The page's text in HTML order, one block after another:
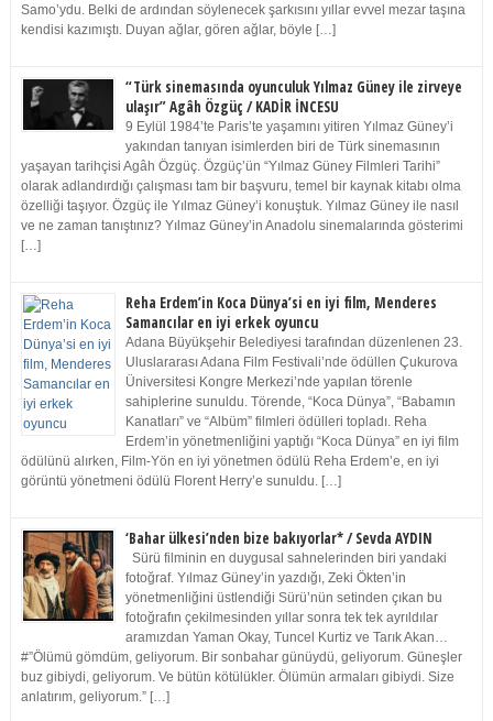
Samo’ydu. Belki de ardından söylenecek şarkısını yıllar evvel mezar taşına
kendisi kazımıştı. Duyan ağlar, gören ağlar, böyle […]
“Türk sinemasında oyunculuk Yılmaz Güney ile zirveye
ulaşır” Agâh Özgüç / KADİR İNCESU
9 Eylül 1984’te Paris’te yaşamını yitiren Yılmaz Güney’i
yakından tanıyan isimlerden biri de Türk sinemasının
yaşayan tarihçisi Agâh Özgüç. Özgüç’ün “Yılmaz Güney Filmleri Tarihi”
olarak adlandırdığı çalışması tam bir başvuru, temel bir kaynak kitabı olma
özelliği taşıyor. Özgüç ile Yılmaz Güney’i konuştuk. Yılmaz Güney ile nasıl
ve ne zaman tanıştınız? Yılmaz Güney’in Anadolu sinemalarında gösterimi
[…]
Reha Erdem’in Koca Dünya’si en iyi film, Menderes
Samancılar en iyi erkek oyuncu
Adana Büyükşehir Belediyesi tarafından düzenlenen 23.
Uluslararası Adana Film Festivali’nde ödüllen Çukurova
Üniversitesi Kongre Merkezi’nde yapılan törenle
sahiplerine sunuldu. Törende, “Koca Dünya”, “Babamın
Kanatları” ve “Albüm” filmleri ödülleri topladı. Reha
Erdem’in yönetmenliğini yaptığı “Koca Dünya” en iyi film
ödülünü alırken, Film-Yön en iyi yönetmen ödülü Reha Erdem’e, en iyi
görüntü yönetmeni ödülü Florent Herry’e sunuldu. […]
‘Bahar ülkesi’nden bize bakıyorlar* / Sevda AYDIN
Sürü filminin en duygusal sahnelerinden biri yandaki
fotoğraf. Yılmaz Güney’in yazdığı, Zeki Ökten’in
yönetmenliğini üstlendiği Sürü’nün setinden çıkan bu
fotoğrafın çekilmesinden yıllar sonra tek tek ayrıldılar
aramızdan Yaman Okay, Tuncel Kurtiz ve Tarık Akan…
#”Ölümü gömdüm, geliyorum. Bir sonbahar günüydü, geliyorum. Güneşler
buz gibiydi, geliyorum. Ve bütün kötülükler. Ölümün armaları gibiydi. Size
anlatırım, geliyorum.” […]